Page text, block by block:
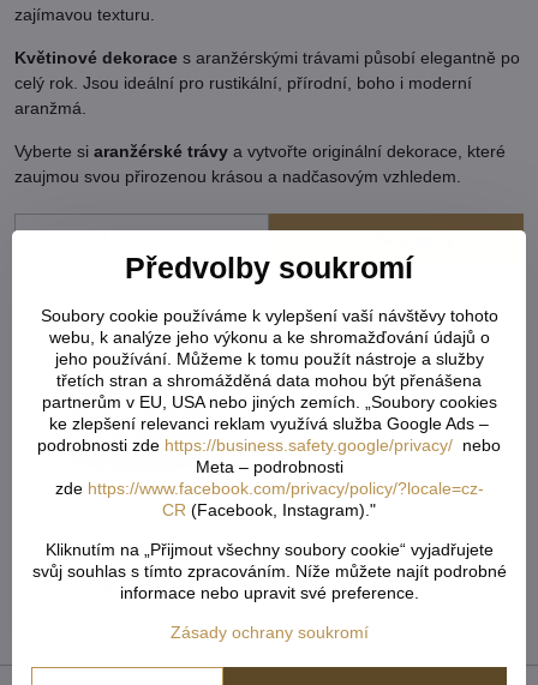
zajímavou texturu.
Květinové dekorace s aranžérskými trávami působí elegantně po
celý rok. Jsou ideální pro rustikální, přírodní, boho i moderní
aranžmá.
Vyberte si aranžérské trávy a vytvořte originální dekorace, které
zaujmou svou přirozenou krásou a nadčasovým vzhledem.
Skladem - externí sklad
44,99 Kč
Předvolby soukromí
Soubory cookie používáme k vylepšení vaší návštěvy tohoto
webu, k analýze jeho výkonu a ke shromažďování údajů o
jeho používání. Můžeme k tomu použít nástroje a služby
třetích stran a shromážděná data mohou být přenášena
partnerům v EU, USA nebo jiných zemích. „Soubory cookies
ke zlepšení relevanci reklam využívá služba Google Ads –
podrobnosti zde https://business.safety.google/privacy/ nebo
Meta – podrobnosti
zde https://www.facebook.com/privacy/policy/?locale=cz-
CR (Facebook, Instagram)."
Kliknutím na „Přijmout všechny soubory cookie“ vyjadřujete
svůj souhlas s tímto zpracováním. Níže můžete najít podrobné
informace nebo upravit své preference.
Zásady ochrany soukromí